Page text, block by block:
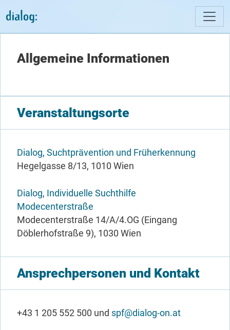
Allgemeine Informationen
Veranstaltungsorte
Dialog, Suchtprävention und Früherkennung
Hegelgasse 8/13, 1010 Wien
Dialog, Individuelle Suchthilfe
Modecenterstraße
Modecenterstraße 14/A/4.OG (Eingang
Döblerhofstraße 9), 1030 Wien
Ansprechpersonen und Kontakt
+43 1 205 552 500 und spf@dialog-on.at